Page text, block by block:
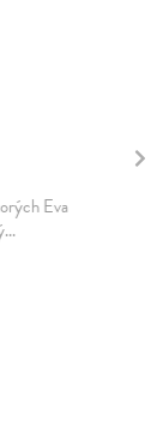
Eva